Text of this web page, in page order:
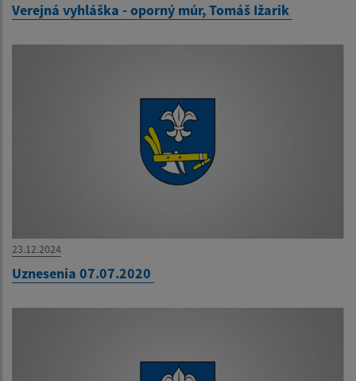
Verejná vyhláška - oporný múr, Tomáš Ižarik
23.12.2024
Uznesenia 07.07.2020